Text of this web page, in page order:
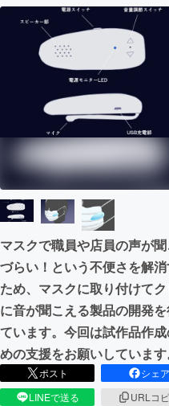
テクノロジー・
映像・映画
ビジネス・起業
まちづくり・地域
CAMPFIRE for Social
CAMPFIREふるさと
マスクで職員や店員の声が聞
づらい！という不便さを解
ため、マスクに取り付けて
に音が聞こえる製品の開発
ています。今回は試作品作
めの支援をお願いしています
ポスト
シェア
LINEで送る
URLコ